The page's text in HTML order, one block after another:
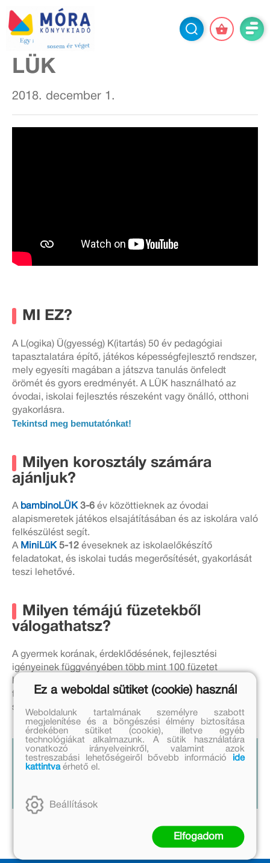
LÜK
2018. december 1.
MI EZ?
A L(ogika) Ü(gyesség) K(itartás) 50 év pedagógiai
tapasztalatára építő, játékos képességfejlesztő rendszer,
mely egyesíti magában a játszva tanulás önfeledt
örömét és gyors eredményét. A LÜK használható az
óvodai, iskolai fejlesztés részeként vagy önálló, otthoni
gyakorlásra.
Tekintsd meg bemutatónkat!
Milyen korosztály számára
ajánljuk?
A bambinoLÜK 3-6 év közöttieknek az óvodai
alapismeretek játékos elsajátításában és az iskolára való
felkészülést segít.
A MiniLüK 5-12 éveseknek az iskolaelőkészítő
feladatokat, és iskolai tudás megerősítését, gyakorlását
teszi lehetővé.
Milyen témájú füzetekből
válogathatsz?
A gyermek korának, érdeklődésének, fejlesztési
igényeinek függvényében több mint 100 füzetet
kínálunk: óvodai alapismeretek, iskolára való
felkészülés, logika, matematika, magyar nyelvtan,
szövegértés, angol és német nyelv.
50 éve fejleszti a logikát, az
ügyességet és a kitartást -
Ez a weboldal sütiket (cookie) használ
Weboldalunk tartalmának személyre szabott
megjelenítése és a böngészési élmény biztosítása
érdekében sütiket (cookie), illetve egyéb
technológiákat alkalmazunk. A sütik használatára
vonatkozó irányelveinkről, valamint azok
testreszabási lehetőségeiről bővebb információ
ide
kattintvaérhető el.
Beállítások
Elfogadom